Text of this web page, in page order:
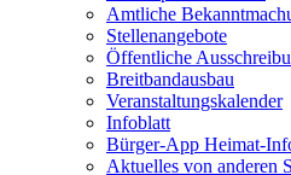
Amtliche
Stellenangebote
Öffentliche
Breitbandausbau
Veranstaltungskalender
Infoblatt
Bürger-App Heimat-
Aktuelles von anderen